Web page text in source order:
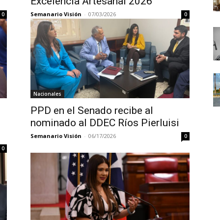
0 Semanario Visión - 07/03/2026 0
0
Nacionales
PPD en el Senado recibe al
nominado al DDEC Ríos Pierluisi
Semanario Visión - 06/17/2026 0